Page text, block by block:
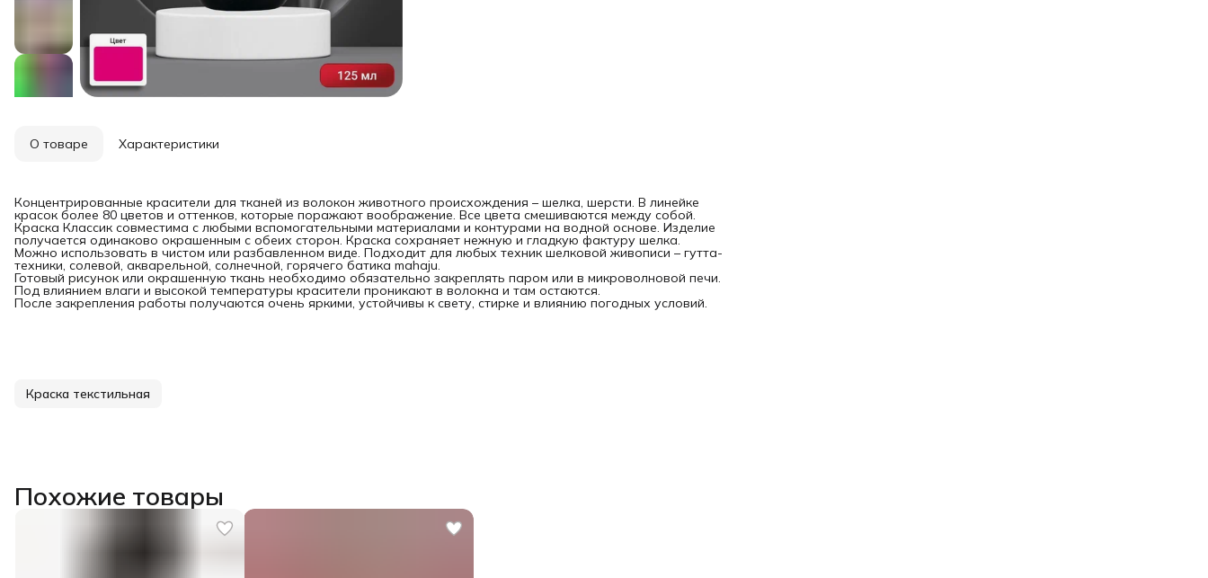
О товаре Характеристики
Концентрированные красители для тканей из волокон животного происхождения – шелка, шерсти. В линейке
красок более 80 цветов и оттенков, которые поражают воображение. Все цвета смешиваются между собой.
Краска Классик совместима с любыми вспомогательными материалами и контурами на водной основе. Изделие
получается одинаково окрашенным с обеих сторон. Краска сохраняет нежную и гладкую фактуру шелка.
Можно использовать в чистом или разбавленном виде. Подходит для любых техник шелковой живописи – гутта-
техники, солевой, акварельной, солнечной, горячего батика mahaju.
Готовый рисунок или окрашенную ткань необходимо обязательно закреплять паром или в микроволновой печи.
Под влиянием влаги и высокой температуры красители проникают в волокна и там остаются.
После закрепления работы получаются очень яркими, устойчивы к свету, стирке и влиянию погодных условий.
Краска текстильная
Похожие товары